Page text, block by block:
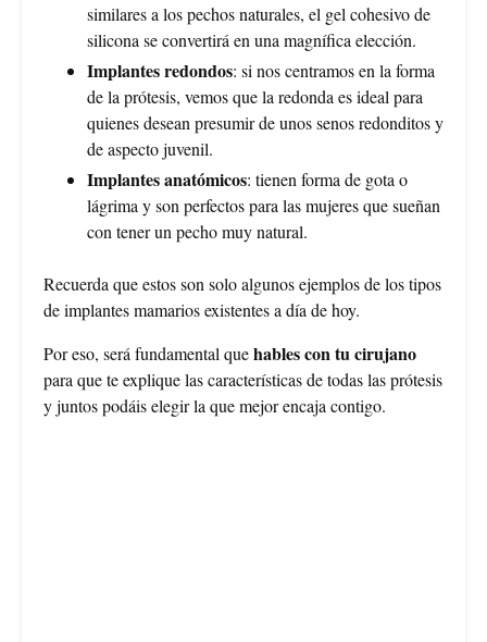
similares a los pechos naturales, el gel cohesivo de
silicona se convertirá en una magnífica elección.
Implantes redondos: si nos centramos en la forma
de la prótesis, vemos que la redonda es ideal para
quienes desean presumir de unos senos redonditos y
de aspecto juvenil.
Implantes anatómicos: tienen forma de gota o
lágrima y son perfectos para las mujeres que sueñan
con tener un pecho muy natural.
Recuerda que estos son solo algunos ejemplos de los tipos
de implantes mamarios existentes a día de hoy.
Por eso, será fundamental quehables con tu cirujano
para que te explique las características de todas las prótesis
y juntos podáis elegir la que mejor encaja contigo.